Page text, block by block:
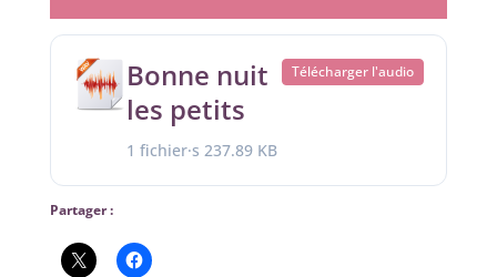
Bonne nuit
les petits
1 fichier·s 237.89 KB
Télécharger l'audio
Partager :